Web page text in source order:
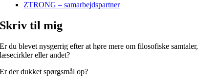
ZTRONG – samarbejdspartner
Skriv til mig
Er du blevet nysgerrig efter at høre mere om filosofiske samtaler,
læsecirkler eller andet?
Er der dukket spørgsmål op?